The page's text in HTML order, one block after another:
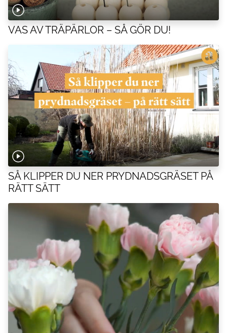
VAS AV TRÄPÄRLOR – SÅ GÖR DU!
SÅ KLIPPER DU NER PRYDNADSGRÄSET PÅ
RÄTT SÄTT